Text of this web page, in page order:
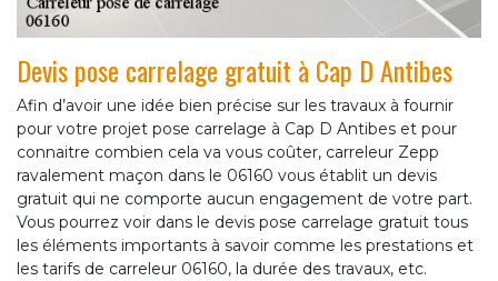
Devis pose carrelage gratuit à Cap D Antibes
Afin d’avoir une idée bien précise sur les travaux à fournir
pour votre projet pose carrelage à Cap D Antibes et pour
connaitre combien cela va vous coûter, carreleur Zepp
ravalement maçon dans le 06160 vous établit un devis
gratuit qui ne comporte aucun engagement de votre part.
Vous pourrez voir dans le devis pose carrelage gratuit tous
les éléments importants à savoir comme les prestations et
les tarifs de carreleur 06160, la durée des travaux, etc.